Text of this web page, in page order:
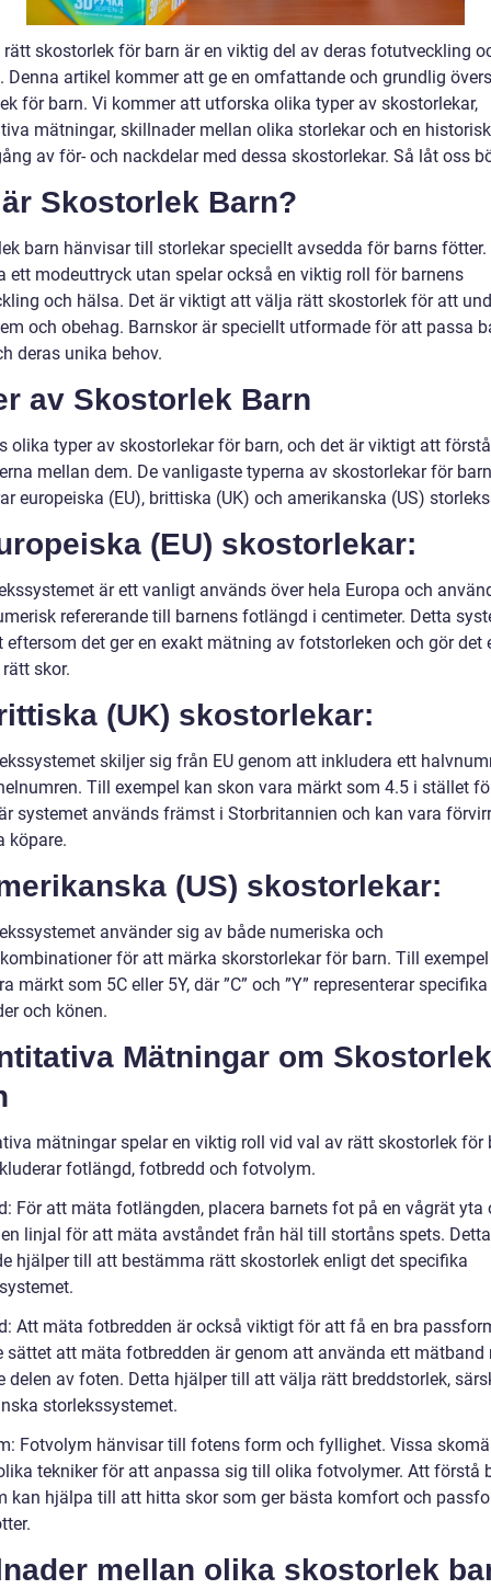
skostorlek för barn är en viktig del av deras fotutveckling
Denna artikel kommer att ge en omfattande och grundlig
för barn. Vi kommer att utforska olika typer av skostorlekar,
mätningar, skillnader mellan olika storlekar och en historisk
av för- och nackdelar med dessa skostorlekar. Så låt oss
Skostorlek Barn?
barn hänvisar till storlekar speciellt avsedda för barns fötter.
ett modeuttryck utan spelar också en viktig roll för barnens
och hälsa. Det är viktigt att välja rätt skostorlek för att
och obehag. Barnskor är speciellt utformade för att passa
deras unika behov.
av Skostorlek Barn
olika typer av skostorlekar för barn, och det är viktigt att förstå
mellan dem. De vanligaste typerna av skostorlekar för barn
europeiska (EU), brittiska (UK) och amerikanska (US)
(EU) skostorlekar:
är ett vanligt används över hela Europa och
refererande till barnens fotlängd i centimeter. Detta
eftersom det ger en exakt mätning av fotstorleken och gör det
skor.
(UK) skostorlekar:
skiljer sig från EU genom att inkludera ett
Till exempel kan skon vara märkt som 4.5 i stället
systemet används främst i Storbritannien och kan vara
köpare.
(US) skostorlekar:
använder sig av både numeriska och
för att märka skorstorlekar för barn. Till
märkt som 5C eller 5Y, där ”C” och ”Y” representerar specifika
och könen.
Mätningar om Skostorlek
mätningar spelar en viktig roll vid val av rätt skostorlek för
fotlängd, fotbredd och fotvolym.
För att mäta fotlängden, placera barnets fot på en vågrät yta
linjal för att mäta avståndet från häl till stortåns spets. Detta
hjälper till att bestämma rätt skostorlek enligt det specifika
Att mäta fotbredden är också viktigt för att få en bra
sättet att mäta fotbredden är genom att använda ett mätband
delen av foten. Detta hjälper till att välja rätt breddstorlek,
storlekssystemet.
Fotvolym hänvisar till fotens form och fyllighet. Vissa
tekniker för att anpassa sig till olika fotvolymer. Att förstå
kan hjälpa till att hitta skor som ger bästa komfort och
mellan olika skostorlek